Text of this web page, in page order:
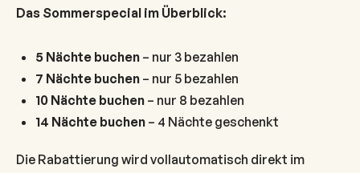
Das Sommerspecial im Überblick:
5 Nächte buchen– nur 3 bezahlen
7 Nächte buchen– nur 5 bezahlen
10 Nächte buchen– nur 8 bezahlen
14 Nächte buchen– 4 Nächte geschenkt
Die Rabattierung wird vollautomatisch direkt im